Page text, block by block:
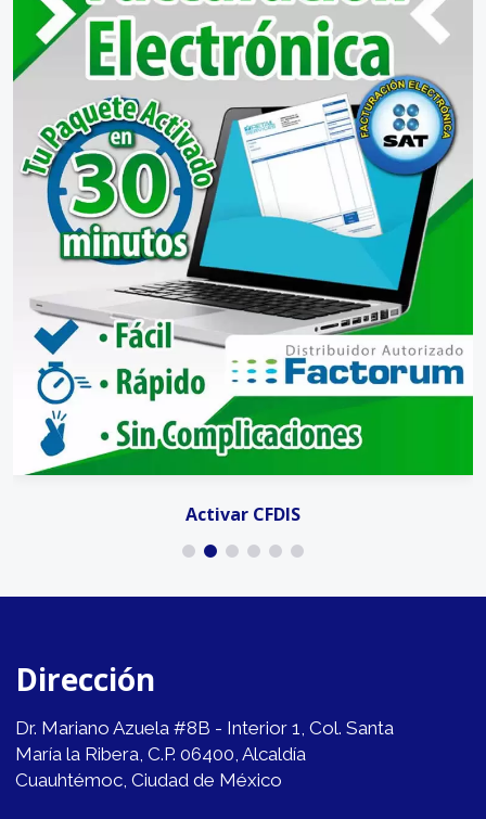
Activar CFDIS
Dirección
Dr. Mariano Azuela #8B - Interior 1, Col. Santa
María la Ribera, C.P. 06400, Alcaldía
Cuauhtémoc, Ciudad de México